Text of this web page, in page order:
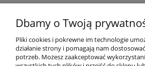
POMOC
Dbamy o Twoją
Pliki cookies i pokrewne im technologie
działanie strony i pomagają nam
potrzeb. Możesz zaakceptować